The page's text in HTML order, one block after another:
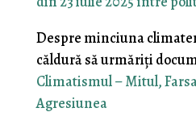
Despre minciuna
căldură să urmăriţi
Climatismul – Mitul,
Agresiunea